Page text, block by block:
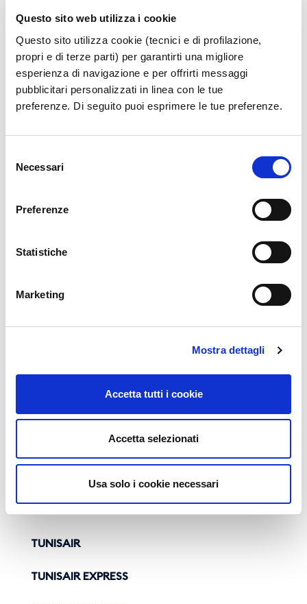
Questo sito web utilizza i cookie
Questo sito utilizza cookie (tecnici e di profilazione,
propri e di terze parti) per garantirti una migliore
esperienza di navigazione e per offrirti messaggi
pubblicitari personalizzati in linea con le tue
preferenze. Di seguito puoi esprimere le tue preferenze.
delNecessari
Preferenze
Statistiche
Marketing
Mostra dettagli
Accetta tutti i cookie
Accetta selezionati
Usa solo i cookie necessari
JET2
LUFTHANSA
NEOS
PEOPLES'
RED WINGS AIRLINES
THOMAS COOK
AIRLINES UK
TUNISAIR
TUNISAIR EXPRESS